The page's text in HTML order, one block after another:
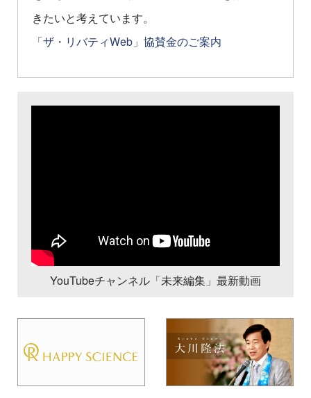
きたいと考えています。
「ザ・リバティWeb」協賛金のご案内
YouTubeチャンネル「未来編集」最新動画